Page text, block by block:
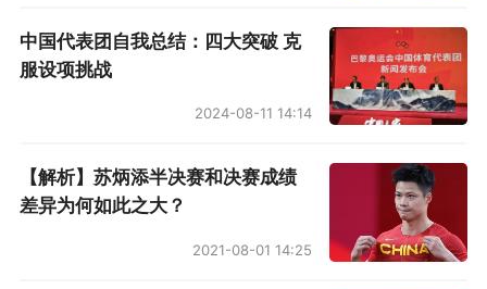
合同。英格拉姆哭吧不是罪。
●尼克斯捍卫传统
诺阿（4年7200万美元）：4.1分8.4篮板
尼克斯又出现垃圾合同了。大苹果城的城主
就是活雷锋，见面给一袋钱，特别喜好有伤病隐
中国代表团自我总结：四大突破 克
服设项挑战
2024-08-11 14:14
【解析】苏炳添半决赛和决赛成绩
差异为何如此之大？
2021-08-01 14:25